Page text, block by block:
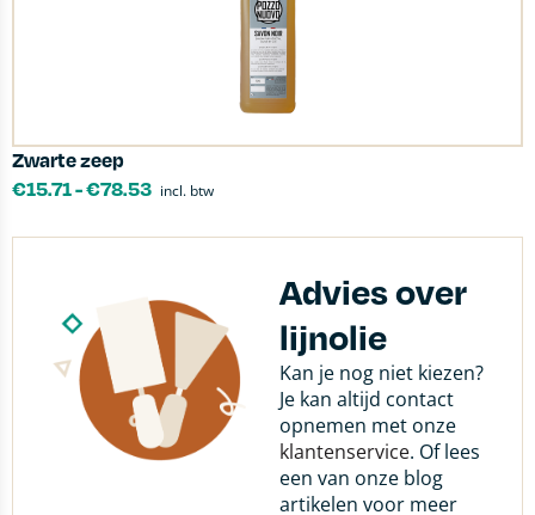
Zwarte zeep
€15.71-€78.53 incl. btw
Advies over
lijnolie
Kan je nog niet kiezen?
Je kan altijd contact
opnemen met onze
klantenservice. Of lees
een van onze blog
artikelen voor meer